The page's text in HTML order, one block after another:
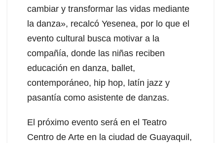
cambiar y transformar las vidas mediante
la danza», recalcó Yesenea, por lo que el
evento cultural busca motivar a la
compañía, donde las niñas reciben
educación en danza, ballet,
contemporáneo, hip hop, latín jazz y
pasantía como asistente de danzas.
El próximo evento será en el Teatro
Centro de Arte en la ciudad de Guayaquil,